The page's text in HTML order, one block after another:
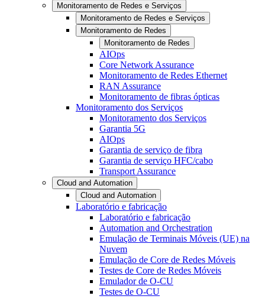
Monitoramento de Redes e Serviços
Monitoramento de Redes e Serviços
Monitoramento de Redes
Monitoramento de Redes
AIOps
Core Network Assurance
Monitoramento de Redes Ethernet
RAN Assurance
Monitoramento de fibras ópticas
Monitoramento dos Serviços
Monitoramento dos Serviços
Garantia 5G
AIOps
Garantia de serviço de fibra
Garantia de serviço HFC/cabo
Transport Assurance
Cloud and Automation
Cloud and Automation
Laboratório e fabricação
Laboratório e fabricação
Automation and Orchestration
Emulação de Terminais Móveis (UE) na
Nuvem
Emulação de Core de Redes Móveis
Testes de Core de Redes Móveis
Emulador de O-CU
Testes de O-CU